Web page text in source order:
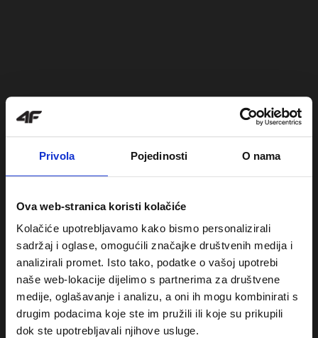
Privola Pojedinosti O nama
Ova web-stranica koristi kolačiće
Kolačiće upotrebljavamo kako bismo personalizirali
sadržaj i oglase, omogućili značajke društvenih medija i
analizirali promet. Isto tako, podatke o vašoj upotrebi
naše web-lokacije dijelimo s partnerima za društvene
medije, oglašavanje i analizu, a oni ih mogu kombinirati s
drugim podacima koje ste im pružili ili koje su prikupili
dok ste upotrebljavali njihove usluge.